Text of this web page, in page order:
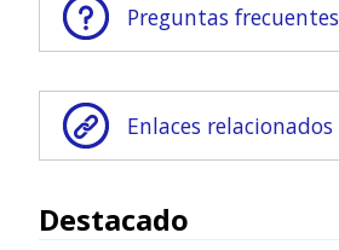
Preguntas frecuentes
Enlaces relacionados
Destacado